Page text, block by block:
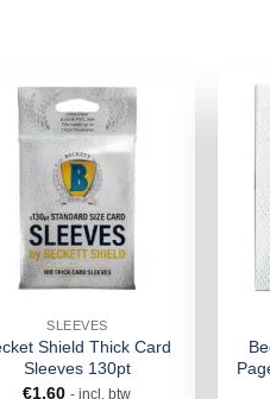
SLEEVES
Shield Thick Card
Sleeves 130pt
€1,60 - incl. btw